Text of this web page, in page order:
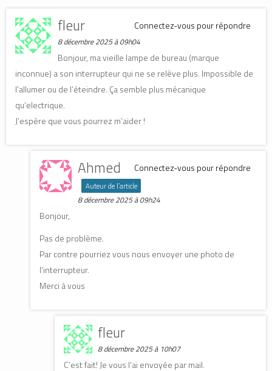
Connectez-vous pour répondre
fleur
8 décembre 2025 à 09h04
Bonjour, ma vieille lampe de bureau (marque
inconnue) a son interrupteur qui ne se relève plus. Impossible de
l’allumer ou de l’éteindre. Ça semble plus mécanique
qu’electrique.
J’espère que vous pourrez m’aider !
Connectez-vous pour répondre
Ahmed
Auteur de l’article
8 décembre 2025 à 09h24
Bonjour,
Pas de problème.
Par contre pourriez vous nous envoyer une photo de
l’interrupteur.
Merci à vous
fleur
8 décembre 2025 à 10h07
C’est fait! Je vous l’ai envoyée par mail.